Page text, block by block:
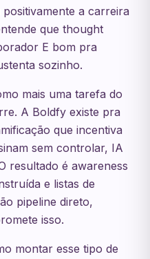
a carreira
que thought
E bom pra
sozinho.
mais uma tarefa do
A Boldfy existe pra
que incentiva
sem controlar, IA
resultado é awareness
e listas de
pipeline direto,
isso.
montar esse tipo de